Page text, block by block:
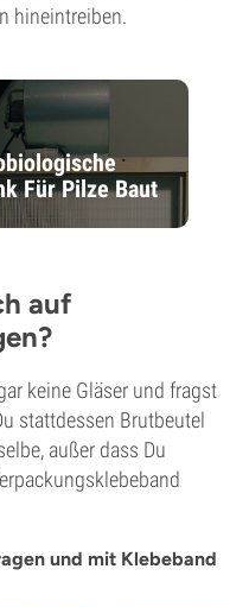
hineintreiben.
Für Pilze Baut
auf
keine Gläser und fragst
stattdessen Brutbeutel
außer dass Du
und mit Klebeband